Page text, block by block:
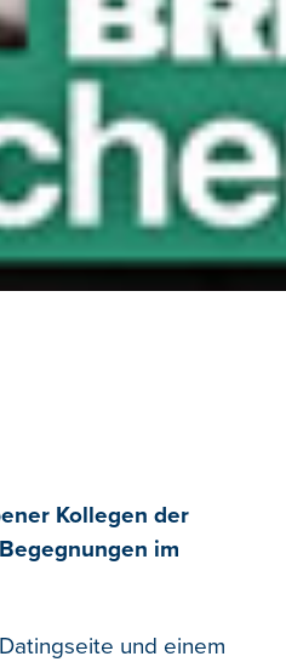
Kollegen der
im
und einem